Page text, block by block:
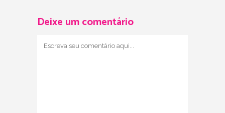
Deixe um comentário